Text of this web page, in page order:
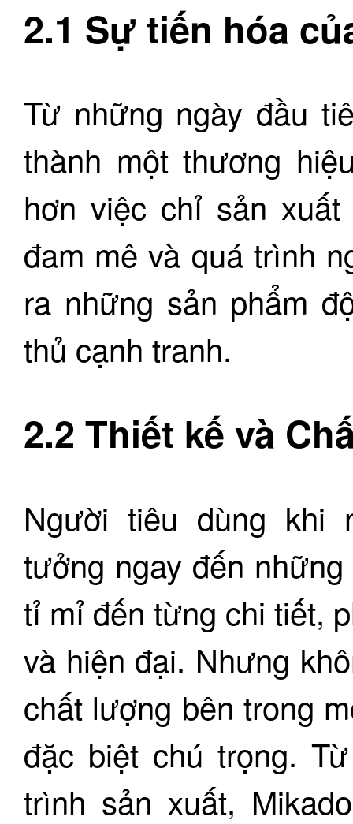
2.1 Sự tiến hóa
Từ những ngày đầu
thành một thương
hơn việc chỉ sản
đam mê và quá trình
ra những sản phẩm
thủ cạnh tranh.
2.2 Thiết kế và
Người tiêu dùng khi
tưởng ngay đến
tỉ mỉ đến từng chi tiết,
và hiện đại. Nhưng
chất lượng bên trong
đặc biệt chú trọng.
trình sản xuất,